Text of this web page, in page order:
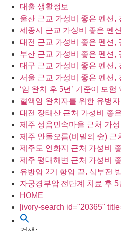
대출 생활정보
울산 근교 가성비 좋은 펜션,
세종시 근교 가성비 좋은 펜
대전 근교 가성비 좋은 펜션,
부산 근교 가성비 좋은 펜션,
대구 근교 가성비 좋은 펜션,
서울 근교 가성비 좋은 펜션,
‘암 완치 후 5년’ 기준이 보
혈액암 완치자를 위한 유병
대전 장태산 근처 가성비 좋
제주 성읍민속마을 근처 가
제주 안돌오름(비밀의 숲) 근
제주도 연화지 근처 가성비
제주 평대해변 근처 가성비
유방암 2기 항암 끝, 심부전
자궁경부암 전단계 치료 후
HOME
[ivory-search id="20365"